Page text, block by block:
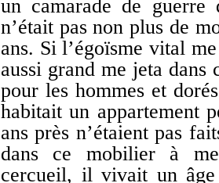
un camarade de
n’était pas non plus de
ans. Si l’égoïsme vital
aussi grand me jeta dans
pour les hommes et
habitait un appartement
ans près n’étaient pas
dans ce mobilier à
cercueil, il vivait un